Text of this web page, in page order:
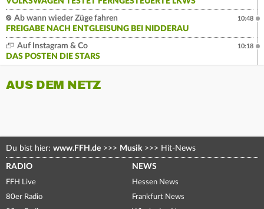
Ab wann wieder Züge fahren
FREIGABE NACH ENTGLEISUNG BEI NIDDERAU
10:48
Auf Instagram & Co
DAS POSTEN DIE STARS
10:18
AUS DEM NETZ
Du bist hier: www.FFH.de >>> Musik >>> Hit-News
RADIO
FFH Live
80er Radio
NEWS
Hessen News
Frankfurt News